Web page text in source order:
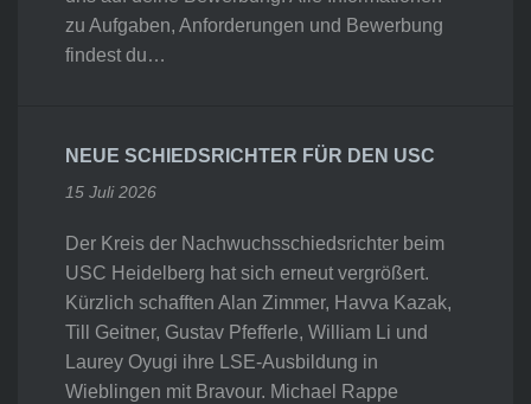
zu Aufgaben, Anforderungen und Bewerbung
findest du…
NEUE SCHIEDSRICHTER FÜR DEN USC
15 Juli 2026
Der Kreis der Nachwuchsschiedsrichter beim
USC Heidelberg hat sich erneut vergrößert.
Kürzlich schafften Alan Zimmer, Havva Kazak,
Till Geitner, Gustav Pfefferle, William Li und
Laurey Oyugi ihre LSE-Ausbildung in
Wieblingen mit Bravour. Michael Rappe